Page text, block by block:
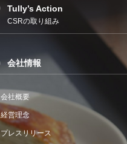
Tully’s Action
CSRの取り組み
会社情報
会社概要
経営理念
プレスリリース